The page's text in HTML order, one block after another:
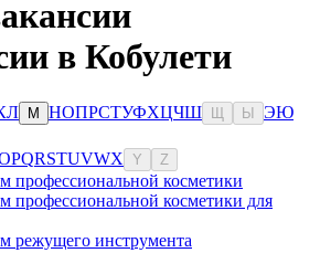
в Кобулети
Л М НОПРСТУФХЦЧШ Ы ЭЮ
PQRSTUVWX Y Z
профессиональной косметики
профессиональной косметики для
режущего инструмента